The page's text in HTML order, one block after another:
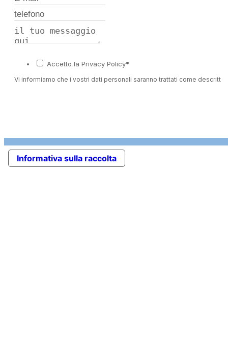
Accetto la Privacy Policy*
Vi informiamo che i vostri dati personali saranno trattati come descritto
Informativa sulla raccolta